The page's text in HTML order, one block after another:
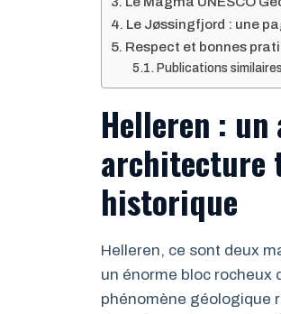
Le Jøssingfjord : une
Respect et bonnes
Publications
Helleren :
architecture
historique
Helleren, ce sont deux
un énorme bloc rocheux
phénomène géologique